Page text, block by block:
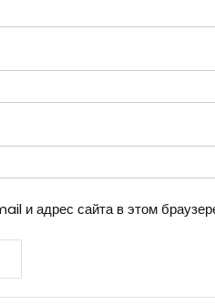
и адрес сайта в этом